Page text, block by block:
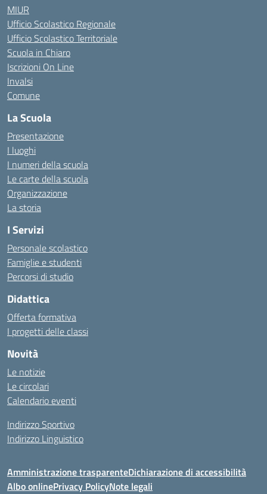
MIUR
Ufficio Scolastico Regionale
Ufficio Scolastico Territoriale
Scuola in Chiaro
Iscrizioni On Line
Invalsi
Comune
La Scuola
Presentazione
I luoghi
I numeri della scuola
Le carte della scuola
Organizzazione
La storia
I Servizi
Personale scolastico
Famiglie e studenti
Percorsi di studio
Didattica
Offerta formativa
I progetti delle classi
Novità
Le notizie
Le circolari
Calendario eventi
Indirizzo Sportivo
Indirizzo Linguistico
Amministrazione trasparenteDichiarazione di accessibilità
Albo onlinePrivacy PolicyNote legali